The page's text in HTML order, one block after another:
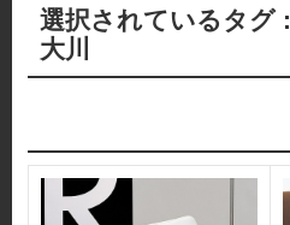
選択されているタグ :
大川